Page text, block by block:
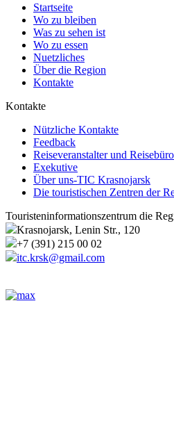
Startseite
Wo zu bleiben
Was zu sehen ist
Wo zu essen
Nuetzliches
Über die Region
Kontakte
Kontakte
Nützliche Kontakte
Feedback
Reiseveranstalter und
Exekutive
Über uns-TIC Krasnojarsk
Die touristischen Zentren der
Touristeninformationszentrum die
Krasnojarsk, Lenin Str., 120
+7 (391) 215 00 02
itc.krsk@gmail.com